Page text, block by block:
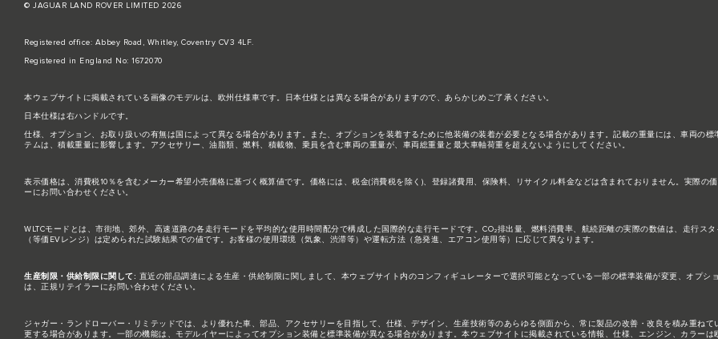
© JAGUAR LAND ROVER LIMITED 2026
Registered office: Abbey Road, Whitley, Coventry CV3 4LF.
Registered in England No: 1672070
本ウェブサイトに掲載されている画像のモデルは、欧州仕様車です。日本仕様とは異なる場合がありますので、あらかじめご了承ください。
日本仕様は右ハンドルです。
仕様、オプション、お取り扱いの有無は国によって異なる場合があります。また、オプションを装着するために他装備の装着が必要となる場合があります。記載の重量には、車両の
テムは、積載重量に影響します。アクセサリー、油脂類、燃料、積載物、乗員を含む車両の重量が、車両総重量と最大車軸荷重を超えないようにしてください。
表示価格は、消費税10％を含むメーカー希望小売価格に基づく概算値です。価格には、税金(消費税を除く)、登録諸費用、保険料、リサイクル料金などは含まれておりません。実際
ーにお問い合わせください。
WLTCモードとは、市街地、郊外、高速道路の各走行モードを平均的な使用時間配分で構成した国際的な走行モードです。CO₂排出量、燃料消費率、航続距離の実際の数値は、走行
（等価EVレンジ）は定められた試験結果での値です。お客様の使用環境（気象、渋滞等）や運転方法（急発進、エアコン使用等）に応じて異なります。
生産制限・供給制限に関して: 直近の部品調達による生産・供給制限に関しまして、本ウェブサイト内のコンフィギュレーターで選択可能となっている一部の標準装備が変更、オプ
は、正規リテイラーにお問い合わせください。
ジャガー・ランドローバー・リミテッドでは、より優れた車、部品、アクセサリーを目指して、仕様、デザイン、生産技術等のあらゆる側面から、常に製品の改善・改良を積み重ね
更する場合があります。一部の機能は、モデルイヤーによってオプション装備と標準装備が異なる場合があります。本ウェブサイトに掲載されている情報、仕様、エンジン、カラー